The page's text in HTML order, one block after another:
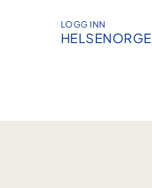
LOGG INN
HELSENORGE